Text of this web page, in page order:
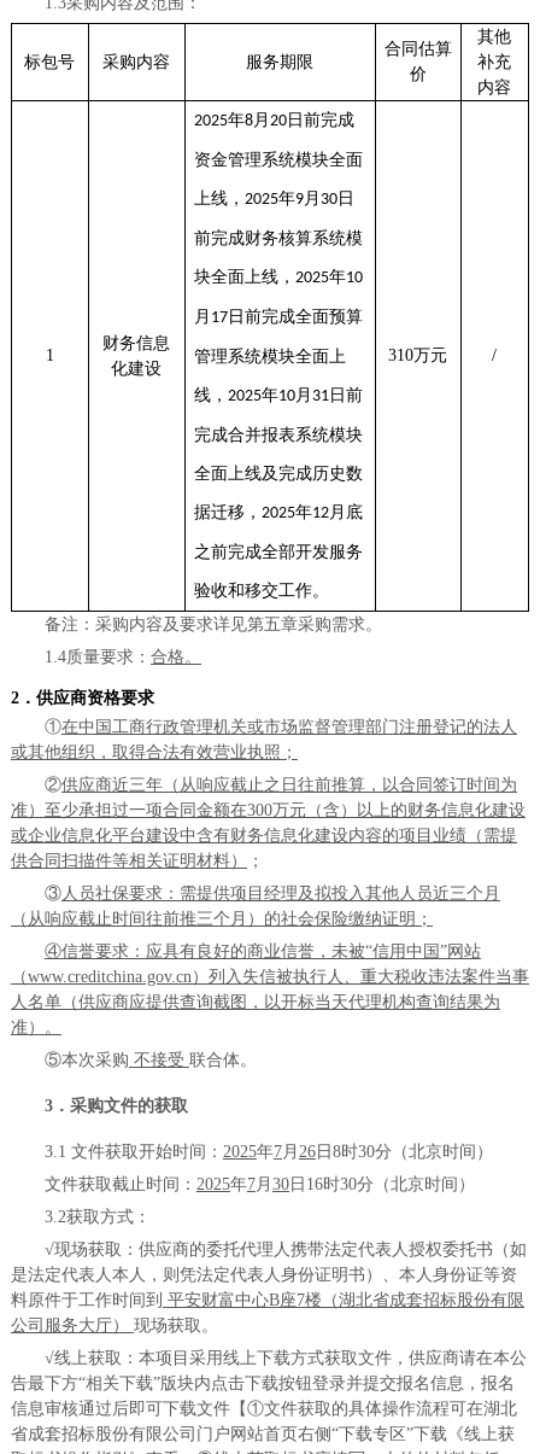
标包号 采购内容 服务期限
合同估算
价
其他
补充
内容
1
财务信息
化建设
2025年8月 20日前完成
资金管理系统模块全面
上线， 2025年9月 30日
前完成财务核算系统模
块全面上线， 2025年10
月 17日前完成全面预算
管理系统模块全面上
线， 2025年10月 31日前
完成合并报表系统模块
全面上线及完成历史数
据迁移， 2025年12月底
之前完成全部开发服务
验收和移交工作。
310万元 /
备注：采购内容及要求详见第五章采购需求。
1.4质量要求： 合格。
2．供应商资格要求
①在中国工商行政管理机关或市场监督管理部门注册登记的法人
或其他组织，取得合法有效营业执照 ；
②供应商近三年（从响应截止之日往前推算，以合同签订时间为
准） 至少承担过一项合同金额在300万元（含）以上的财务信息化建设
或企业信息化平台建设中含有财务信息化建设内容的项目业绩（ 需提
供合同扫描件等相关证明材料）
；
③人员社保要求： 需提供项目 经理及拟投入其他人员近三个月
（从响应截止时间往前推三个月） 的社会保险缴纳证明；
④信誉要求：应具有良好的商业信誉，未被“信用中国”网站
（www.creditchina.gov.cn）列入失信被执行人、重大税收违法案件当事
人名单（供应商应提供查询截图，以开标当天代理机构查询结果为
准） 。
⑤本次采购 不接受 联合体。
3．采购文件的获取
3.1 文件获取开始时间： 2025年7月 26日 8时30分（北京时间）
文件获取截止时间： 2025年7月 30日 16时30分（北京时间）
3.2获取方式：
√现场获取：供应商的委托代理人携带法定代表人授权委托书（如
是法定代表人本人，则凭法定代表人身份证明书）、本人身份证等资
料原件于工作时间到 平安财富中心B座7楼（湖北省成套招标股份有限
公司服务大厅）
现场获取。
√线上获取：本项目采用线上下载方式获取文件，供应商请在本公
告最下方“相关下载”版块内点击下载按钮登录并提交报名信息，报名
信息审核通过后即可下载文件【①文件获取的具体操作流程可在湖北
省成套招标股份有限公司门户网站首页右侧 “下载专区”下载《线上获